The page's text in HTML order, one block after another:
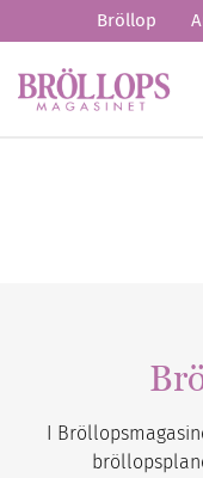
Bröllop
I